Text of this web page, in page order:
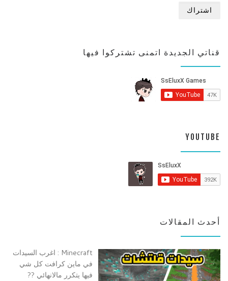
قناتي الجديدة اتمنى تشتركوا فيها
YOUTUBE
أحدث المقالات
Minecraft : اغرب السيدات
في ماين كرافت كل شي
فيها يتكرر مالانهائي ??